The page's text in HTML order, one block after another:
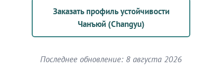
Заказать профиль устойчивости
Чанъюй (Changyu)
Последнее обновление: 8 августа 2026